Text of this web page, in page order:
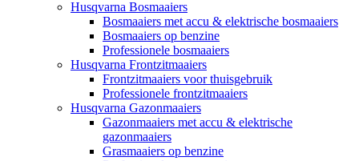
Husqvarna Bosmaaiers
Bosmaaiers met accu & elektrische bosmaaiers
Bosmaaiers op benzine
Professionele bosmaaiers
Husqvarna Frontzitmaaiers
Frontzitmaaiers voor thuisgebruik
Professionele frontzitmaaiers
Husqvarna Gazonmaaiers
Gazonmaaiers met accu & elektrische
gazonmaaiers
Grasmaaiers op benzine